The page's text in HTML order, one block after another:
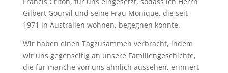
Gilbert Gourvil und seine Frau Monique, die seit
1971 in Australien wohnen, begegnen konnte.
Wir haben einen Tagzusammen verbracht, indem
wir uns gegenseitig an unsere Familiengeschichte,
die für manche von uns ähnlich aussehen, erinnert